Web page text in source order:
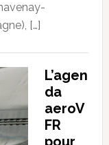
[…]
L’agen
da
aeroV
FR
pour